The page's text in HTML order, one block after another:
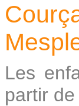
Les
partir